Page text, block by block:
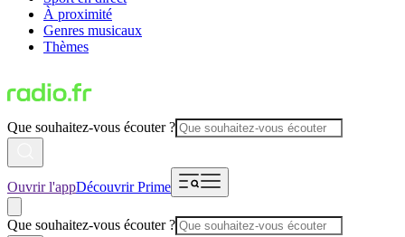
À proximité
Genres musicaux
Thèmes
Que souhaitez-vous écouter ?
Ouvrir l'appDécouvrir Prime
Que souhaitez-vous écouter ?